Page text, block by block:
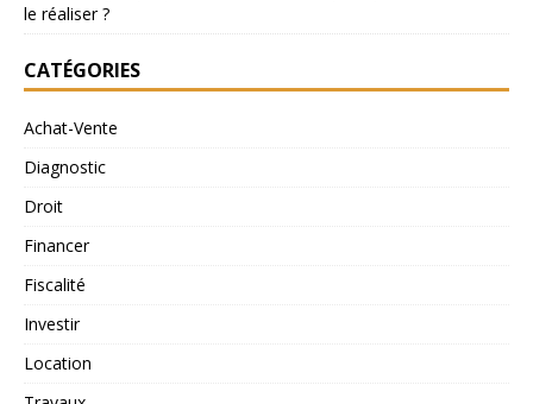
le réaliser ?
CATÉGORIES
Achat-Vente
Diagnostic
Droit
Financer
Fiscalité
Investir
Location